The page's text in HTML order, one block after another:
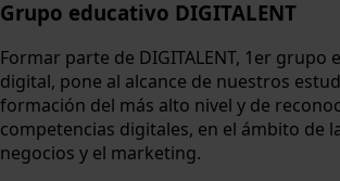
Grupo educativo DIGITALENT
Formar parte de DIGITALENT, 1er grupo
digital, pone al alcance de nuestros
formación del más alto nivel y de
competencias digitales, en el ámbito de
negocios y el marketing.